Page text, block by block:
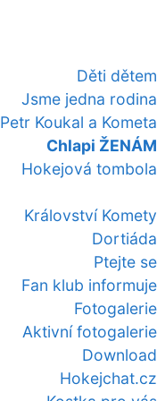
Děti dětem
Jsme jedna rodina
Petr Koukal a Kometa
Chlapi ŽENÁM
Hokejová tombola
Království Komety
Dortiáda
Ptejte se
Fan klub informuje
Fotogalerie
Aktivní fotogalerie
Download
Hokejchat.cz